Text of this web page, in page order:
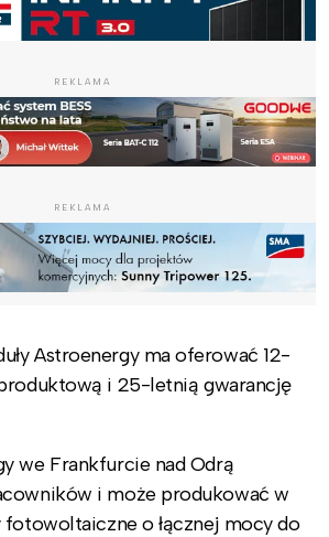
REKLAMA
REKLAMA
Astroenergy ma oferować 12-
i 25-letnią gwarancję
we Frankfurcie nad Odrą
i może produkować w
fotowoltaiczne o łącznej mocy do